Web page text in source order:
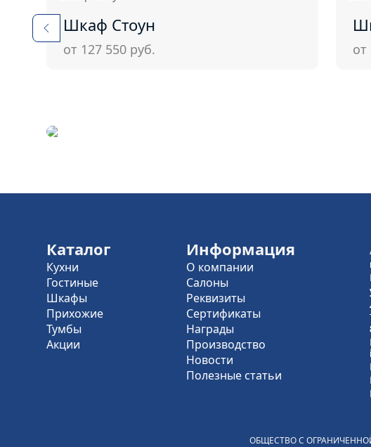
Шкаф Стоун
от 127 550 руб. от
Каталог
Кухни
Гостиные
Шкафы
Прихожие
Тумбы
Акции
Информация
О компании
Салоны
Реквизиты
Сертификаты
Награды
Производство
Новости
Полезные статьи
ОБЩЕСТВО С